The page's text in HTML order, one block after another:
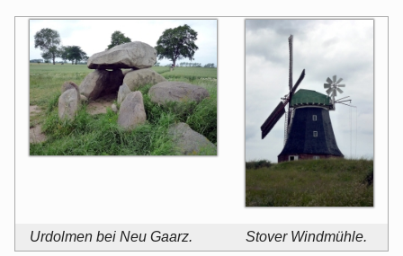
Urdolmen bei Neu Gaarz. Stover Windmühle.